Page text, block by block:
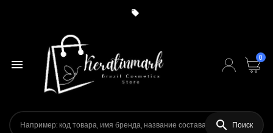

 0
 Поиск